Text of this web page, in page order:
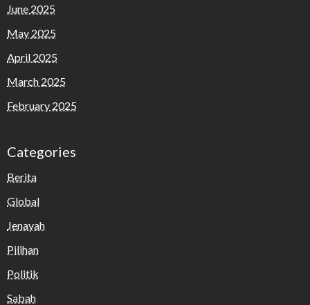
June 2025
May 2025
April 2025
March 2025
February 2025
Categories
Berita
Global
Jenayah
Pilihan
Politik
Sabah